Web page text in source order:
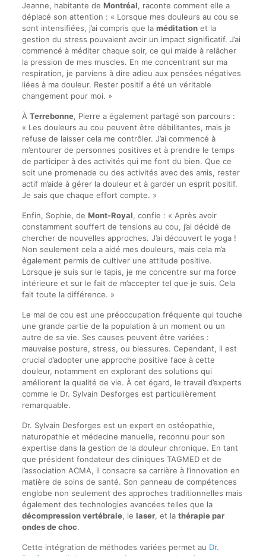
Jeanne, habitante de Montréal, raconte comment elle a
déplacé son attention : « Lorsque mes douleurs au cou se
sont intensifiées, j’ai compris que la méditationet la
gestion du stress pouvaient avoir un impact significatif. J’ai
commencé à méditer chaque soir, ce qui m’aide à relâcher
la pression de mes muscles. En me concentrant sur ma
respiration, je parviens à dire adieu aux pensées négatives
liées à ma douleur. Rester positif a été un véritable
changement pour moi. »
À Terrebonne, Pierre a également partagé son parcours :
« Les douleurs au cou peuvent être débilitantes, mais je
refuse de laisser cela me contrôler. J’ai commencé à
m’entourer de personnes positives et à prendre le temps
de participer à des activités qui me font du bien. Que ce
soit une promenade ou des activités avec des amis, rester
actif m’aide à gérer la douleur et à garder un esprit positif.
Je sais que chaque effort compte. »
Enfin, Sophie, de Mont-Royal, confie : « Après avoir
constamment souffert de tensions au cou, j’ai décidé de
chercher de nouvelles approches. J’ai découvert le yoga !
Non seulement cela a aidé mes douleurs, mais cela m’a
également permis de cultiver une attitude positive.
Lorsque je suis sur le tapis, je me concentre sur ma force
intérieure et sur le fait de m’accepter tel que je suis. Cela
fait toute la différence. »
Le mal de cou est une préoccupation fréquente qui touche
une grande partie de la population à un moment ou un
autre de sa vie. Ses causes peuvent être variées :
mauvaise posture, stress, ou blessures. Cependant, il est
crucial d’adopter une approche positive face à cette
douleur, notamment en explorant des solutions qui
améliorent la qualité de vie. À cet égard, le travail d’experts
comme le Dr. Sylvain Desforges est particulièrement
remarquable.
Dr. Sylvain Desforges est un expert en ostéopathie,
naturopathie et médecine manuelle, reconnu pour son
expertise dans la gestion de la douleur chronique. En tant
que président fondateur des cliniques TAGMED et de
l’association ACMA, il consacre sa carrière à l’innovation en
matière de soins de santé. Son panneau de compétences
englobe non seulement des approches traditionnelles mais
également des technologies avancées telles que la
décompression vertébrale, le laser, et la thérapie par
ondes de choc.
Cette intégration de méthodes variées permet au Dr.